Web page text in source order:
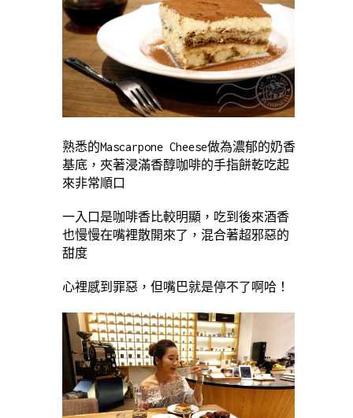
熟悉的Mascarpone Cheese做為濃郁的奶香
基底，夾著浸滿香醇咖啡的手指餅乾吃起
來非常順口
一入口是咖啡香比較明顯，吃到後來酒香
也慢慢在嘴裡散開來了，混合著超邪惡的
甜度
心裡感到罪惡，但嘴巴就是停不了啊哈！